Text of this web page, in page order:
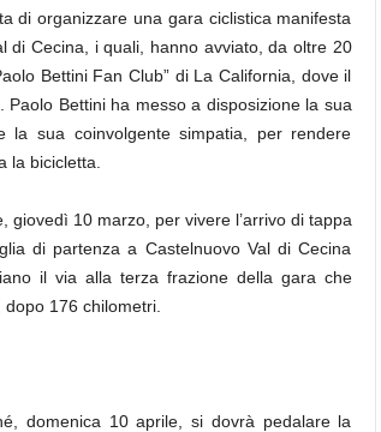
di organizzare una gara ciclistica manifesta
di Cecina, i quali, hanno avviato, da oltre 20
Bettini Fan Club” di La California, dove il
Bettini ha messo a disposizione la sua
la sua coinvolgente simpatia, per rendere
la bicicletta.
10 marzo, per vivere l’arrivo di tappa
di partenza a Castelnuovo Val di Cecina
il via alla terza frazione della gara che
176 chilometri.
domenica 10 aprile, si dovrà pedalare la